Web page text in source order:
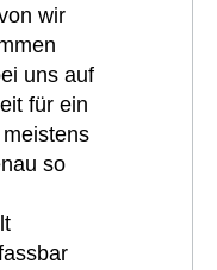
wir
uns auf
für ein
so